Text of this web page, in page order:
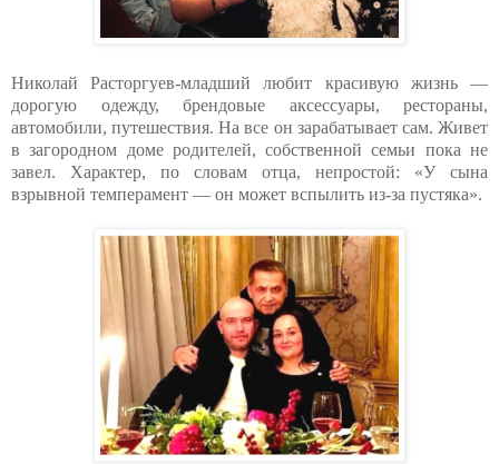
Николай Расторгуев-младший любит красивую жизнь —
дорогую одежду, брендовые аксессуары, рестораны,
автомобили, путешествия. На все он зарабатывает сам. Живет
в загородном доме родителей, собственной семьи пока не
завел. Характер, по словам отца, непростой: «У сына
взрывной темперамент — он может вспылить из-за пустяка».